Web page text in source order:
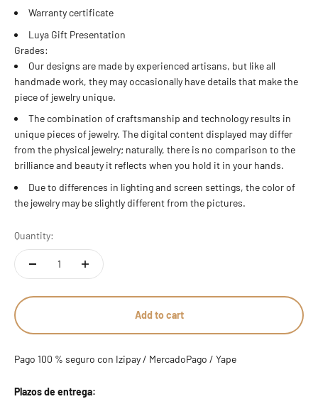
11 estándar
12 estándar - 6 americana
13 estándar
14 estándar - 7 americana
15 estándar
16 estándar
17 estándar - 8 americana
18 estándar
19 estándar
20 estándar - 9 americana
Warranty certificate
Luya Gift Presentation
Grades:
Our designs are made by experienced artisans, but like all
handmade work, they may occasionally have details that make the
piece of jewelry unique.
The combination of craftsmanship and technology results in
unique pieces of jewelry. The digital content displayed may differ
from the physical jewelry; naturally, there is no comparison to the
brilliance and beauty it reflects when you hold it in your hands.
Due to differences in lighting and screen settings, the color of
the jewelry may be slightly different from the pictures.
Quantity:
Add to cart
Pago 100 % seguro con Izipay / MercadoPago / Yape
Plazos de entrega: